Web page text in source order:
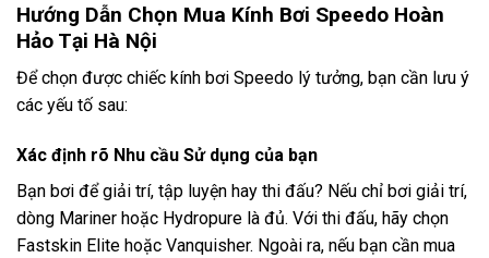
Hướng Dẫn Chọn Mua Kính Bơi Speedo Hoàn
Hảo Tại Hà Nội
Để chọn được chiếc kính bơi Speedo lý tưởng, bạn cần lưu ý
các yếu tố sau:
Xác định rõ Nhu cầu Sử dụng của bạn
Bạn bơi để giải trí, tập luyện hay thi đấu? Nếu chỉ bơi giải trí,
dòng Mariner hoặc Hydropure là đủ. Với thi đấu, hãy chọn
Fastskin Elite hoặc Vanquisher. Ngoài ra, nếu bạn cần mua